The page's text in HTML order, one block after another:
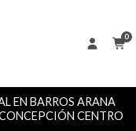
0
EN BARROS ARANA
CENTRO